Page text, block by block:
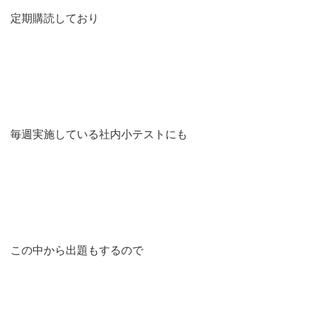
定期購読しており
毎週実施している社内小テストにも
この中から出題もするので